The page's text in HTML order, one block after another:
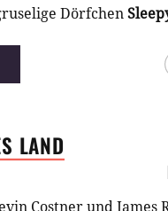
Dörfchen
LAND
CostnerundJames